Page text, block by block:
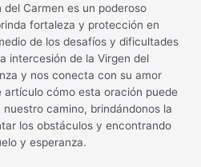
Carmen es un poderoso
fortaleza y protección en
de los desafíos y dificultades
intercesión de la Virgen del
y nos conecta con su amor
artículo cómo esta oración puede
camino, brindándonos la
los obstáculos y encontrando
y esperanza.